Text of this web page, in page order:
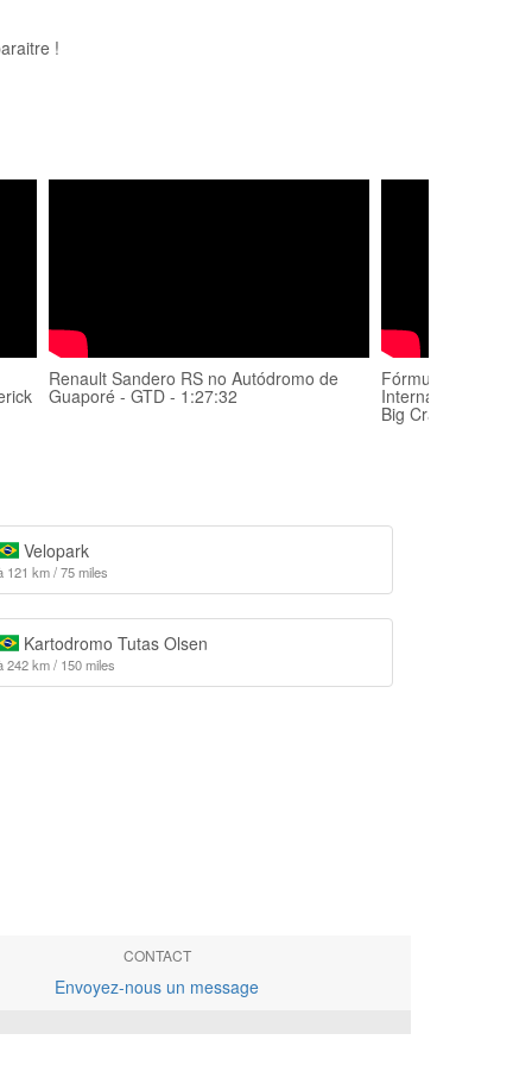
!
Renault Sandero RS no Autódromo de
Guaporé - GTD - 1:27:32
Fórmula Truck
Internacional de
Big Crash
Velopark
121 km / 75 miles
Kartodromo Tutas Olsen
242 km / 150 miles
CONTACT
Envoyez-nous un message